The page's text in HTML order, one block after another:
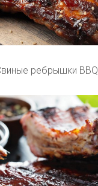
ребрышки BBQ